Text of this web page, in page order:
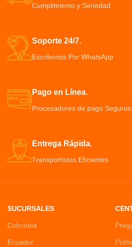
calidad alimentaria, 100% seguro
evitando que el alimentador se
deslice.
Cumplimiento y Seriedad
Soporte 24/7.
Escribenos Por WhatsApp
Pago en Línea.
Procesadores de pago Seguros.
Entrega Rápida.
Transportistas Eficientes
SUCURSALES
Colombia
Ecuador